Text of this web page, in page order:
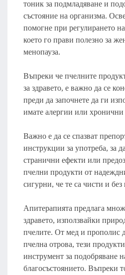
тоник за подмладяване и
състояние на организма.
помогне при регулирането
което го прави полезно за
менопауза.
Въпреки че пчелните
за здравето, е важно да се
преди да започнете да ги
имате алергии или хронични
Важно е да се спазват
инструкции за употреба, за
странични ефекти или
пчелни продукти от
сигурни, че те са чисти и
Апитерапията предлага
здравето, използвайки
пчелите. От мед и прополис
пчелна отрова, тези
инструмент за подобряване
благосъстоянието. Въпреки